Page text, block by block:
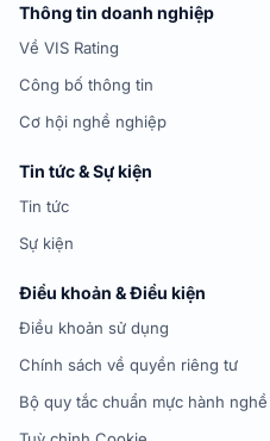
Thông tin doanh nghiệp
Về VIS Rating
Công bố thông tin
Cơ hội nghề nghiệp
Tin tức & Sự kiện
Tin tức
Sự kiện
Điều khoản & Điều kiện
Điều khoản sử dụng
Chính sách về quyền riêng tư
Bộ quy tắc chuẩn mực hành nghề